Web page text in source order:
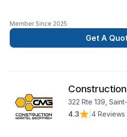
Member Since 2025
Get A
322 Rte 139,
4.3
4 Reviews